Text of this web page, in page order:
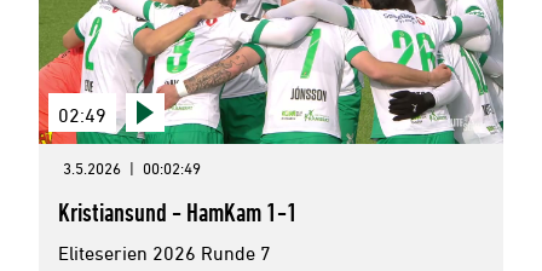
02:49
3.5.2026 | 00:02:49
Kristiansund - HamKam 1-1
Eliteserien 2026 Runde 7